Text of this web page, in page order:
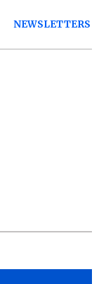
NEWSLETTERS